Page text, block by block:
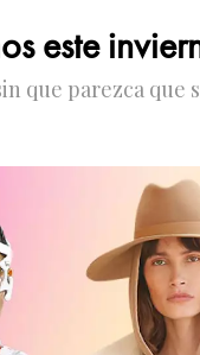
este
que parezca que